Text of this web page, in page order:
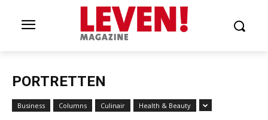
PORTRETTEN
Business Columns Culinair Health & Beauty